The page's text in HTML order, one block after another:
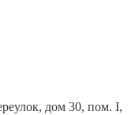
дом 30, пом. I,